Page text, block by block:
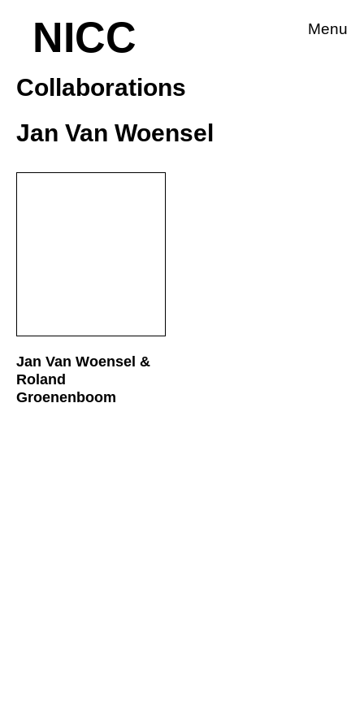
NICC Menu
Jan Van Woensel
Collaborations
Jan Van Woensel &
Roland
Groenenboom